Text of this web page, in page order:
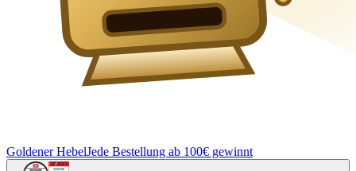
Goldener HebelJede Bestellung ab 100€ gewinnt